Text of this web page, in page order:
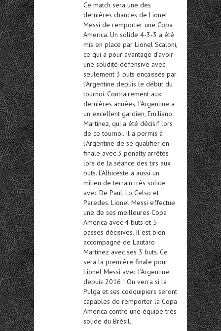
Ce match sera une des
dernières chances de Lionel
Messi de remporter une Copa
America. Un solide 4-3-3 a été
mis en place par Lionel Scaloni,
ce qui a pour avantage d’avoir
une solidité défensive avec
seulement 3 buts encaissés par
l’Argentine depuis le début du
tournoi. Contrairement aux
dernières années, l’Argentine a
un excellent gardien, Emiliano
Martinez, qui a été décisif lors
de ce tournoi. Il a permis à
l’Argentine de se qualifier en
finale avec 3 pénalty arrêtés
lors de la séance des tirs aux
buts. L’Albiceste a aussi un
milieu de terrain très solide
avec De Paul, Lo Celso et
Paredes. Lionel Messi effectue
une de ses meilleures Copa
America avec 4 buts et 5
passes décisives. Il est bien
accompagné de Lautaro
Martinez avec ses 3 buts. Ce
sera la première finale pour
Lionel Messi avec l’Argentine
depuis 2016 ! On verra si la
Pulga et ses coéquipiers seront
capables de remporter la Copa
America contre une équipe très
solide du Brésil.